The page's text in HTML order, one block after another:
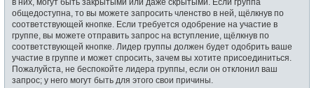
общедоступна, то вы можете запросить членство в ней, щёлкнув по
соответствующей кнопке. Если требуется одобрение на участие в
группе, вы можете отправить запрос на вступление, щёлкнув по
соответствующей кнопке. Лидер группы должен будет одобрить ваше
участие в группе и может спросить, зачем вы хотите присоединиться.
Пожалуйста, не беспокойте лидера группы, если он отклонил ваш
запрос; у него могут быть для этого свои причины.